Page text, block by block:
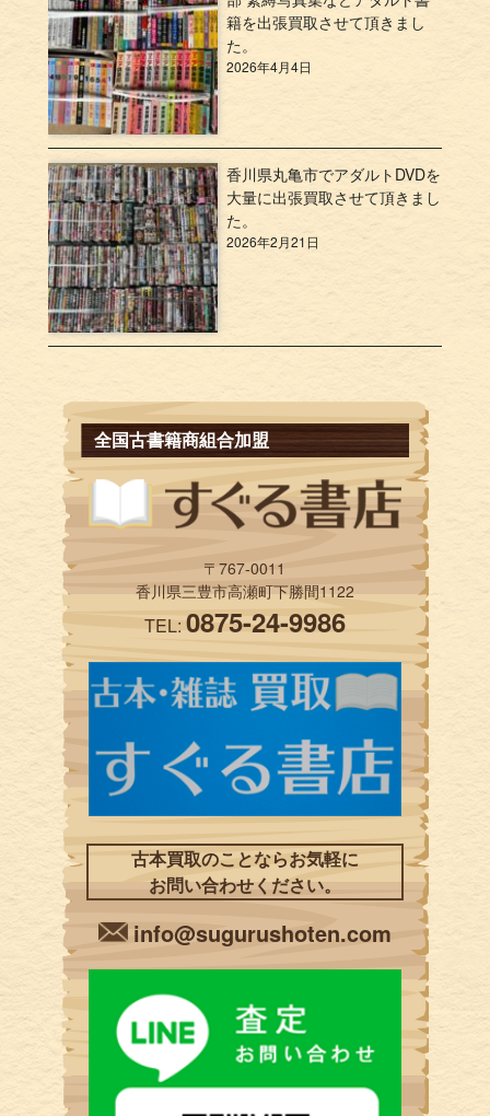
籍を出張買取させて頂きまし
た。
2026年4月4日
香川県丸亀市でアダルトDVDを
大量に出張買取させて頂きまし
た。
2026年2月21日
全国古書籍商組合加盟
〒767-0011
香川県三豊市高瀬町下勝間1122
TEL:0875-24-9986
古本買取のことならお気軽に
お問い合わせください。
info@sugurushoten.com